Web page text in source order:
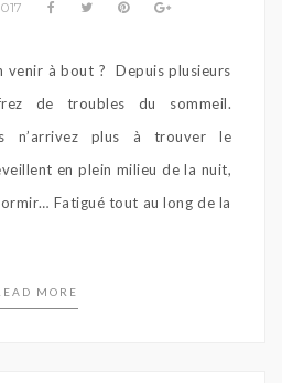
venir à bout ? Depuis plusieurs
de troubles du sommeil.
n’arrivez plus à trouver le
en plein milieu de la nuit,
Fatigué tout au long de la
MORE